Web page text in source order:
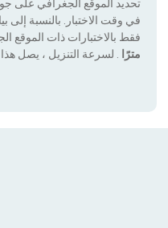
في وقت الاختبار. بالنسبة إلى
فقط بالاختبارات ذات الموقع
مترًا
. لسرعة التنزيل ، يصل هذا الحد